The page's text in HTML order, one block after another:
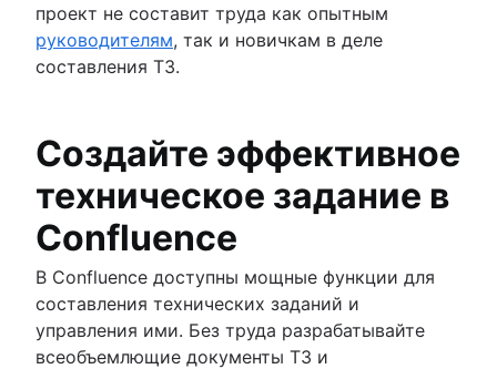
проект не составит труда как опытным
руководителям, так и новичкам в деле
составления ТЗ.
Создайте эффективное
техническое задание в
Confluence
В Confluence доступны мощные функции для
составления технических заданий и
управления ими. Без труда разрабатывайте
всеобъемлющие документы ТЗ и